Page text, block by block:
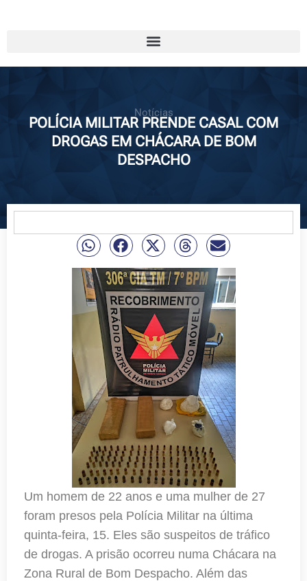
Notícias
POLÍCIA MILITAR PRENDE CASAL COM
DROGAS EM CHÁCARA DE BOM
DESPACHO
Um homem de 22 anos e uma mulher de 27
foram presos pela Polícia Militar na última
quinta-feira, 15. Eles são suspeitos de tráfico
de drogas. A prisão ocorreu numa Chácara na
Zona Rural de Bom Despacho. Além das